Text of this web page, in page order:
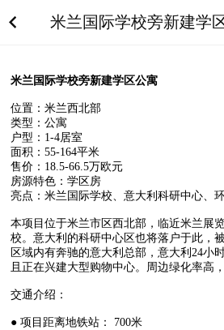
米兰国际学校旁新建学
米兰国际学校旁新建学区公寓
位置：米兰西北部
类型：公寓
户型：1-4居室
面积：55-164平米
售价：18.5-66.5万欧元
房源特色：学区房
亮点：米兰国际学校、意大利科研中心、
本项目位于米兰市区西北部，临近米兰展
校。意大利的科研中心区也将落户于此，
区域内有奔驰的意大利总部，意大利24小
且正在兴建大型购物中心。周边绿化率高
交通介绍：
● 项目距离地铁站： 700米